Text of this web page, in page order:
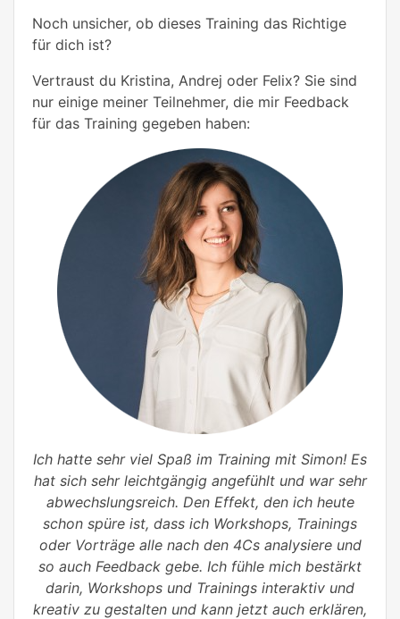
Noch unsicher, ob dieses Training das Richtige
für dich ist?
Vertraust du Kristina, Andrej oder Felix? Sie sind
nur einige meiner Teilnehmer, die mir Feedback
für das Training gegeben haben:
Ich hatte sehr viel Spaß im Training mit Simon! Es
hat sich sehr leichtgängig angefühlt und war sehr
abwechslungsreich. Den Effekt, den ich heute
schon spüre ist, dass ich Workshops, Trainings
oder Vorträge alle nach den 4Cs analysiere und
so auch Feedback gebe. Ich fühle mich bestärkt
darin, Workshops und Trainings interaktiv und
kreativ zu gestalten und kann jetzt auch erklären,